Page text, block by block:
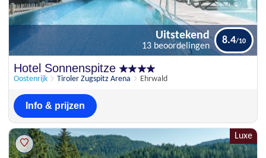
13 beoordelingen
Hotel Sonnenspitze
Oostenrijk Tiroler Zugspitz Arena Ehrwald
Uitstekend
13 beoordelingen
8.4
Info & prijzen
Luxe